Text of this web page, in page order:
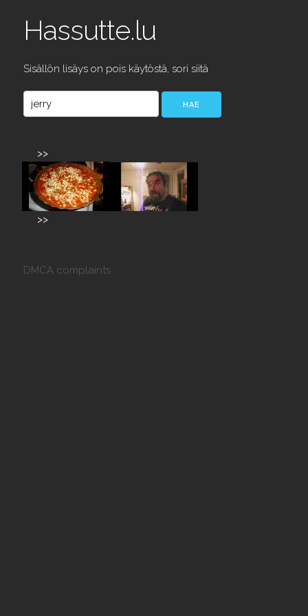
Hassutte.lu
Sisällön lisäys on pois käytöstä, sori siitä
>>
>>
DMCA complaints